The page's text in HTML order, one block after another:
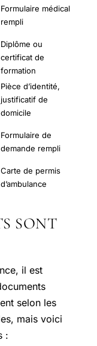
Formulaire médical
rempli
Diplôme ou
certificat de
formation
Pièce d’identité,
justificatif de
domicile
Formulaire de
demande rempli
Carte de permis
d’ambulance
SONT
il est
selon les
mais voici
: